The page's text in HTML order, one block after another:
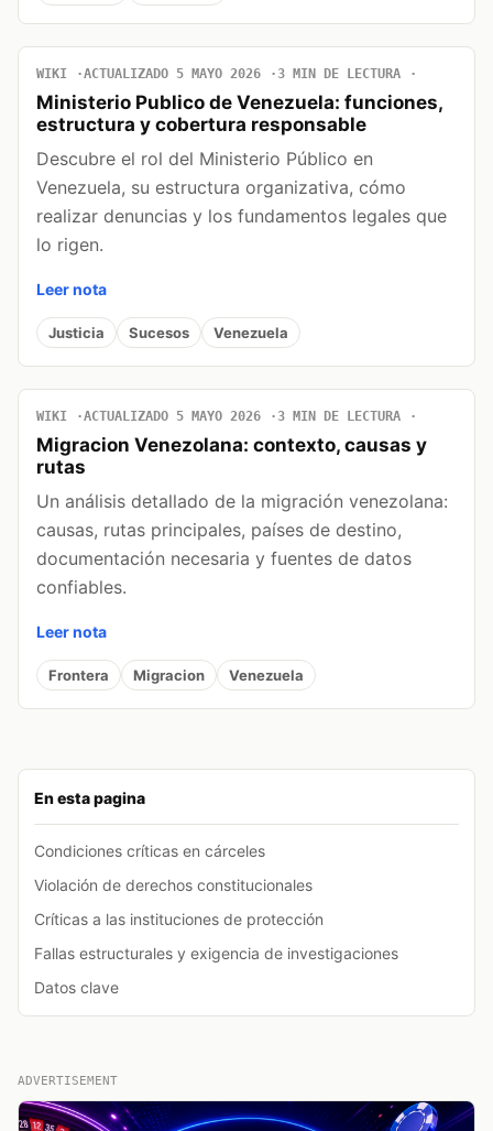
En esta pagina
Condiciones críticas en cárceles
Violación de derechos constitucionales
Críticas a las instituciones de protección
Fallas estructurales y exigencia de investigaciones
Datos clave
WIKI ACTUALIZADO 5 MAYO 2026 3 MIN DE LECTURA
Ministerio Publico de Venezuela: funciones,
estructura y cobertura responsable
Descubre el rol del Ministerio Público en
Venezuela, su estructura organizativa, cómo
realizar denuncias y los fundamentos legales que
lo rigen.
Leer nota
Justicia Sucesos Venezuela
WIKI ACTUALIZADO 5 MAYO 2026 3 MIN DE LECTURA
Migracion Venezolana: contexto, causas y
rutas
Un análisis detallado de la migración venezolana:
causas, rutas principales, países de destino,
documentación necesaria y fuentes de datos
confiables.
Leer nota
Frontera Migracion Venezuela
ADVERTISEMENT